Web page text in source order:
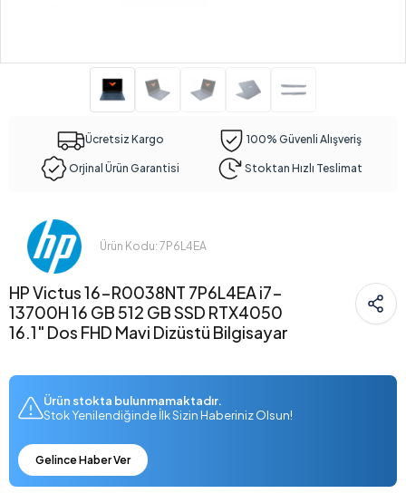
Ücretsiz Kargo 100% Güvenli Alışveriş
Orjinal Ürün Garantisi Stoktan Hızlı Teslimat
Ürün Kodu: 7P6L4EA
HP Victus 16-R0038NT 7P6L4EA i7-
13700H 16 GB 512 GB SSD RTX4050
16.1" Dos FHD Mavi Dizüstü Bilgisayar
Ürün stokta bulunmamaktadır.
Stok Yenilendiğinde İlk Sizin Haberiniz Olsun!
Gelince Haber Ver